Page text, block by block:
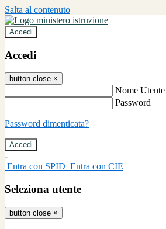
Salta al contenuto
Accedi
Accedi
button close ×
Nome Utente
Password
Password dimenticata?
-
Entra con SPID Entra con CIE
Seleziona utente
button close ×